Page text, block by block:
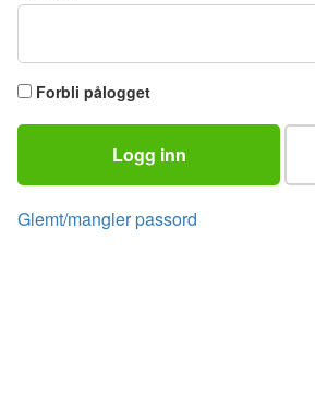
Forbli pålogget
Logg inn
Glemt/mangler passord